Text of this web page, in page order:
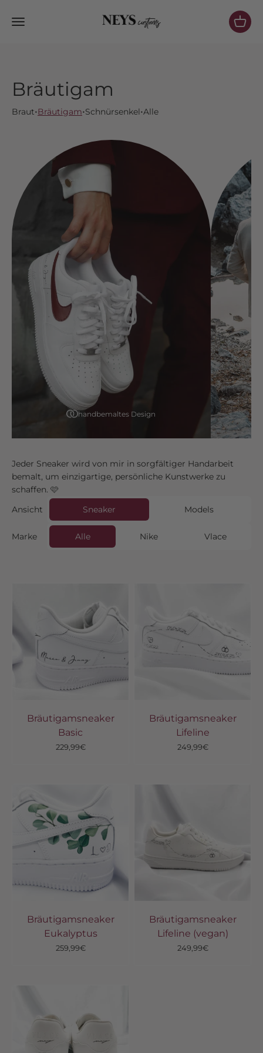
Menü
NeysCustoms
Bräutigam
Braut•Bräutigam•Schnürsenkel•Alle
handbemaltes Design
Jeder Sneaker wird von mir in sorgfältiger Handarbeit
bemalt, um einzigartige, persönliche Kunstwerke zu
schaffen. 🩷
Ansicht
Sneaker Models
Marke Alle Nike Vlace
Bräutigamsneaker
Basic
Angebot
229,99€
Bräutigamsneaker
Lifeline
Angebot
249,99€
Bräutigamsneaker
Eukalyptus
Angebot
259,99€
Bräutigamsneaker
Lifeline (vegan)
Angebot
249,99€